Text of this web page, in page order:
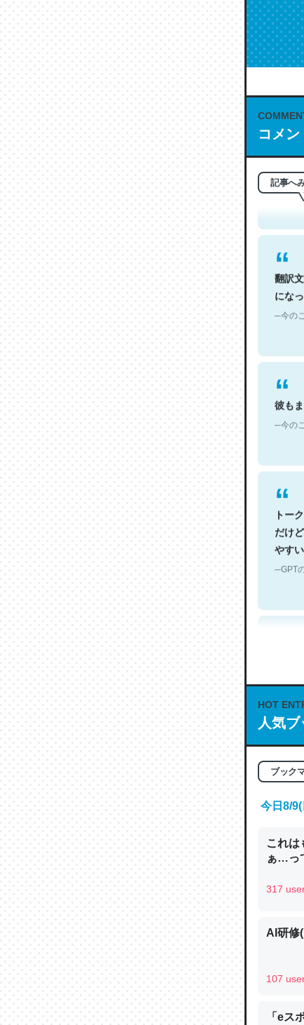
コメ
記事へ
これ
もお
─今の
翻訳
にな
─今の
彼も
─今の
トー
だけ
やす
─GPT
これ
の伏
やす
の
─ニュ
HOT
人気
ブック
今日8/
これは
ぁ…っ
317
AI研修
107
「eス